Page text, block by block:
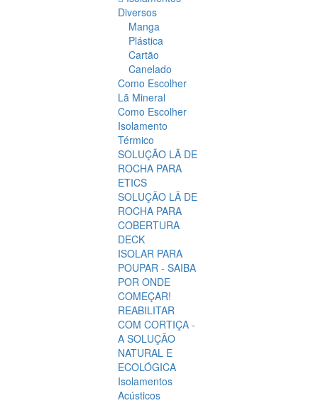
Diversos
Manga
Plástica
Cartão
Canelado
Como Escolher
Lã Mineral
Como Escolher
Isolamento
Térmico
SOLUÇÃO LÃ DE
ROCHA PARA
ETICS
SOLUÇÃO LÃ DE
ROCHA PARA
COBERTURA
DECK
ISOLAR PARA
POUPAR - SAIBA
POR ONDE
COMEÇAR!
REABILITAR
COM CORTIÇA -
A SOLUÇÃO
NATURAL E
ECOLÓGICA
Isolamentos
Acústicos